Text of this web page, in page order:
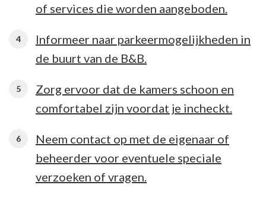
of services die worden aangeboden.
Informeer naar parkeermogelijkheden in
de buurt van de B&B.
Zorg ervoor dat de kamers schoon en
comfortabel zijn voordat je incheckt.
Neem contact op met de eigenaar of
beheerder voor eventuele speciale
verzoeken of vragen.